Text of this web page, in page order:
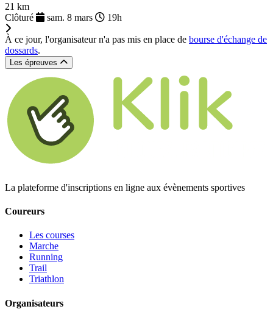
21 km
Clôturé
sam. 8 mars 19h
À ce jour, l'organisateur n'a pas mis en place de bourse d'échange de
dossards.
Les épreuves
La plateforme d'inscriptions en ligne aux évènements sportives
Coureurs
Les courses
Marche
Running
Trail
Triathlon
Organisateurs